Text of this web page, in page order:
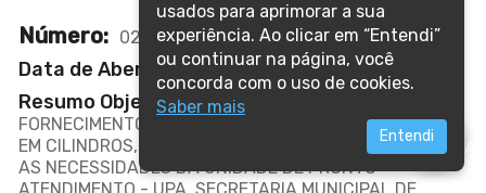
Número: 028/2025
Data de Abertura: 08/04/2025 15:00
Resumo Objeto: CONTRATAÇÃO DE EMPRESA PARA
FORNECIMENTO DE OXIGÊNIO MEDICINAL COMPRIMIDO
EM CILINDROS, EM REGIME DE COMODATO, ATENDENDO
AS NECESSIDADES DA UNIDADE DE PRONTO
ATENDIMENTO - UPA, SECRETARIA MUNICIPAL DE
usados para aprimorar a sua
experiência. Ao clicar em “Entendi”
ou continuar na página, você
concorda com o uso de cookies.
Saber mais
Entendi